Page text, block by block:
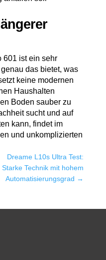
601 ist ein sehr
das bietet, was
keine modernen
Haushalten
Boden sauber zu
sucht und auf
kann, findet im
und unkomplizierten
Dreame L10s Ultra Test:
Starke Technik mit hohem
Automatisierungsgrad →